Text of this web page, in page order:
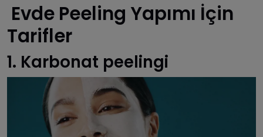
Evde Peeling Yapımı İçin
Tarifler
1. Karbonat peelingi